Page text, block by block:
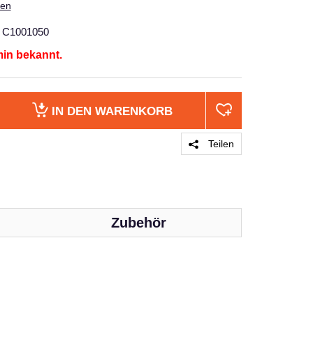
C1001050
bekannt.
IN DEN WARENKORB
Teilen
Zubehör